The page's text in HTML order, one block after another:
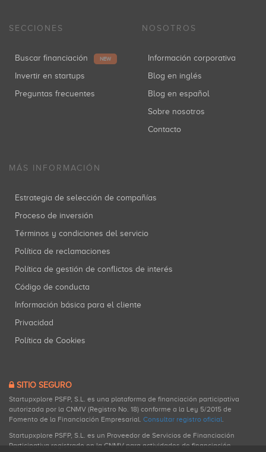
SECCIONES
Buscar financiación NEW
Invertir en startups
Preguntas frecuentes
NOSOTROS
Información corporativa
Blog en inglés
Blog en español
Sobre nosotros
Contacto
MÁS INFORMACIÓN
Estrategia de selección de compañías
Proceso de inversión
Términos y condiciones del servicio
Política de reclamaciones
Política de gestión de conflictos de interés
Código de conducta
Información básica para el cliente
Privacidad
Política de Cookies
SITIO SEGURO
Startupxplore PSFP, S.L. es una plataforma de financiación participativa
autorizada por la CNMV (Registro No. 18) conforme a la Ley 5/2015 de
Fomento de la Financiación Empresarial. Consultar registro oficial.
Startupxplore PSFP, S.L. es un Proveedor de Servicios de Financiación
Participativa registrado en la CNMV para actividades de financiación